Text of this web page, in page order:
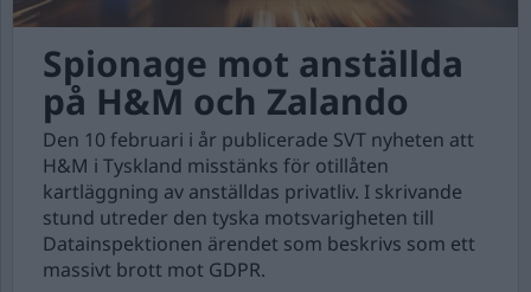
Spionage mot anställda
på H&M och Zalando
Den 10 februari i år publicerade SVT nyheten att
H&M i Tyskland misstänks för otillåten
kartläggning av anställdas privatliv. I skrivande
stund utreder den tyska motsvarigheten till
Datainspektionen ärendet som beskrivs som ett
massivt brott mot GDPR.